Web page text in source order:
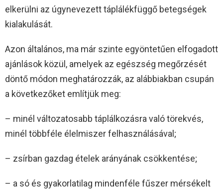
elkerülni az úgynevezett táplálékfüggő betegségek
kialakulását.
Azon általános, ma már szinte egyöntetűen elfogadott
ajánlások közül, amelyek az egészség megőrzését
döntő módon meghatározzák, az alábbiakban csupán
a következőket említjük meg:
– minél változatosabb táplálkozásra való törekvés,
minél többféle élelmiszer felhasználásával;
– zsírban gazdag ételek arányának csökkentése;
– a só és gyakorlatilag mindenféle fűszer mérsékelt